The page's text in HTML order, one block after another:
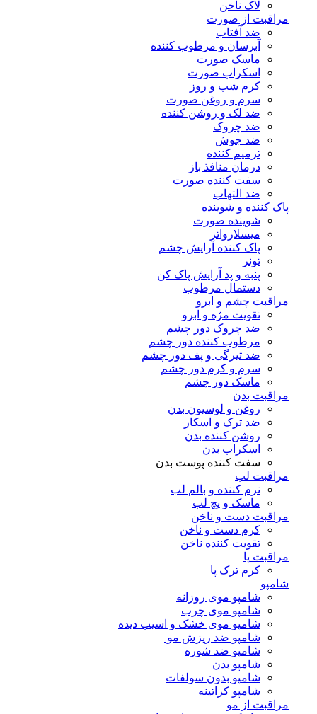
لاک ناخن
مراقبت از صورت
ضد آفتاب
آبرسان و مرطوب کننده
ماسک صورت
اسکراب صورت
کرم شب و روز
سرم و روغن صورت
ضد لک و روشن کننده
ضد چروک
ضد جوش
ترمیم کننده
درمان منافذ باز
سفت کننده صورت
ضد التهاب
پاک کننده و شوینده
شوینده صورت
میسلارواتر
پاک کننده آرایش چشم
تونر
پنبه و پد آرایش پاک کن
دستمال مرطوب
مراقبت چشم و ابرو
تقویت مژه و ابرو
ضد چروک دور چشم
مرطوب کننده دور چشم
ضد تیرگی و پف دور چشم
سرم و کرم دور چشم
ماسک دور چشم
مراقبت بدن
روغن و لوسیون بدن
ضد ترک و اسکار
روشن کننده بدن
اسکراب بدن
سفت کننده پوست بدن
مراقبت لب
نرم کننده و بالم لب
ماسک و پچ لب
مراقبت دست و ناخن
کرم دست و ناخن
تقویت کننده ناخن
مراقبت پا
کرم ترک پا
شامپو
شامپو موی روزانه
شامپو موی چرب
شامپو موی خشک و اسیب دیده
شامپو ضد ریزش مو
شامپو ضد شوره
شامپو بدن
شامپو بدون سولفات
شامپو کراتینه
مراقبت از مو